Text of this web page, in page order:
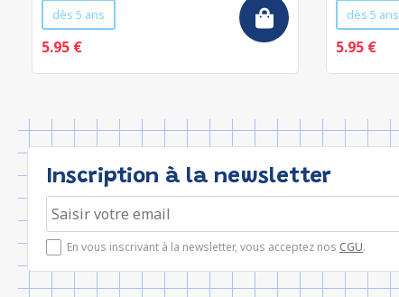
dès 5 ans
5.95 €
dès 5 ans
5.95 €
Inscription à la newsletter
En vous inscrivant à la newsletter, vous acceptez nos CGU.